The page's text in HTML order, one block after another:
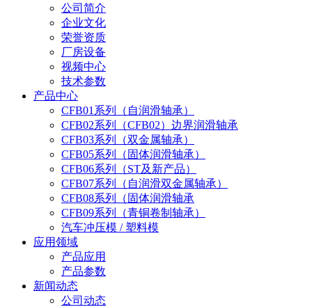
公司简介
企业文化
荣誉资质
厂房设备
视频中心
技术参数
产品中心
CFB01系列（自润滑轴承）
CFB02系列（CFB02）边界润滑轴承
CFB03系列（双金属轴承）
CFB05系列（固体润滑轴承）
CFB06系列（ST及新产品）
CFB07系列（自润滑双金属轴承）
CFB08系列（固体润滑轴承
CFB09系列（青铜卷制轴承）
汽车冲压模 / 塑料模
应用领域
产品应用
产品参数
新闻动态
公司动态